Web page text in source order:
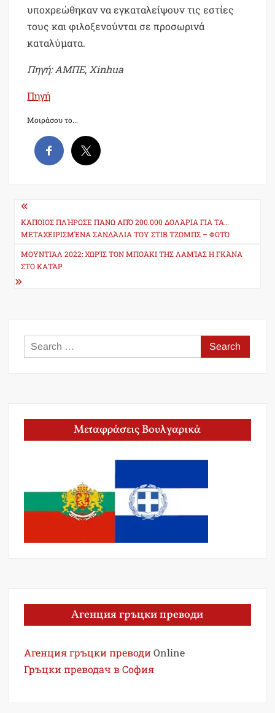
υποχρεώθηκαν να εγκαταλείψουν τις εστίες
τους και φιλοξενούνται σε προσωρινά
καταλύματα.
Πηγή: ΑΜΠΕ, Xinhua
Πηγή
Μοιράσου το...
Post
navigation
ΚΆΠΟΙΟΣ ΠΛΉΡΩΣΕ ΠΆΝΩ ΑΠΌ 200.000 ΔΟΛΆΡΙΑ ΓΙΑ ΤΑ…
ΜΕΤΑΧΕΙΡΙΣΜΈΝΑ ΣΑΝΔΆΛΙΑ ΤΟΥ ΣΤΙΒ ΤΖΟΜΠΣ – ΦΩΤΌ
ΜΟΥΝΤΙΆΛ 2022: ΧΩΡΊΣ ΤΟΝ ΜΠΟΆΚΙ ΤΗΣ ΛΑΜΊΑΣ Η ΓΚΆΝΑ
ΣΤΟ ΚΑΤΆΡ
Search
for:
Μεταφράσεις Βουλγαρικά
Агенция гръцки преводи
Агенция гръцки преводи Online
Гръцки преводач в София